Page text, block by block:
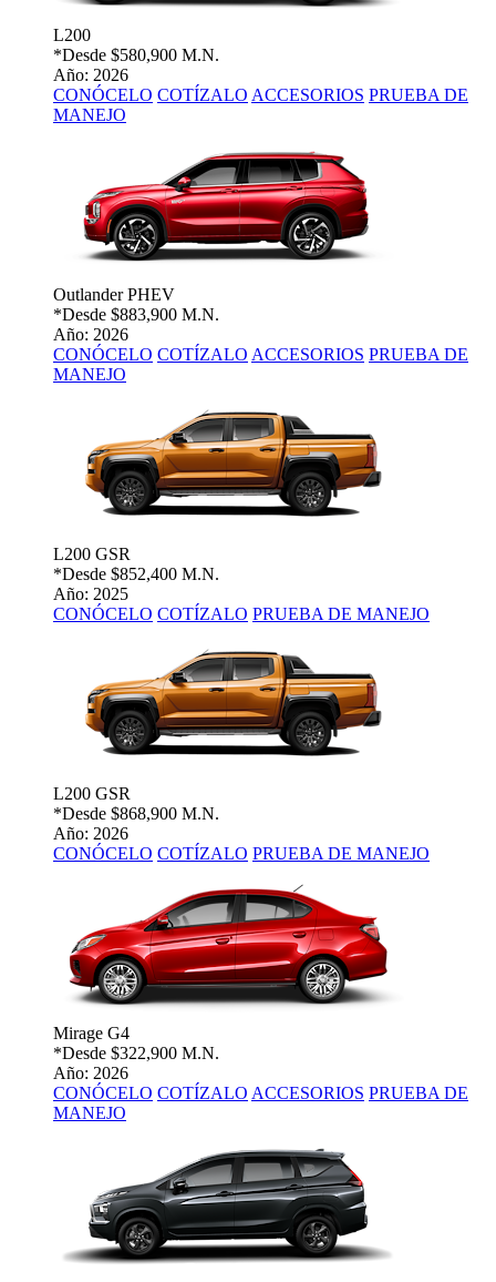
L200
*Desde $580,900 M.N.
Año: 2026
CONÓCELO COTÍZALO ACCESORIOS PRUEBA DE
MANEJO
Outlander PHEV
*Desde $883,900 M.N.
Año: 2026
CONÓCELO COTÍZALO ACCESORIOS PRUEBA DE
MANEJO
L200 GSR
*Desde $852,400 M.N.
Año: 2025
CONÓCELO COTÍZALO PRUEBA DE MANEJO
L200 GSR
*Desde $868,900 M.N.
Año: 2026
CONÓCELO COTÍZALO PRUEBA DE MANEJO
Mirage G4
*Desde $322,900 M.N.
Año: 2026
CONÓCELO COTÍZALO ACCESORIOS PRUEBA DE
MANEJO